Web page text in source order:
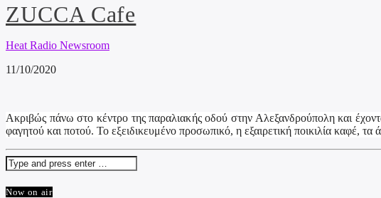
ZUCCA Cafe
Heat Radio Newsroom
11/10/2020
Ακριβώς πάνω στο κέντρο της παραλιακής οδού στην Αλεξανδρούπολη και
φαγητού και ποτού. Το εξειδικευμένο προσωπικό, η εξαιρετική ποικιλία καφέ,
Now on air